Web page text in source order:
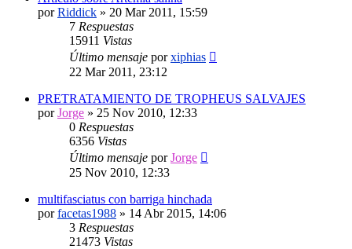
porRiddick » 20 Mar 2011, 15:59
7 Respuestas
15911 Vistas
Último mensaje porxiphias
22 Mar 2011, 23:12
PRETRATAMIENTO DE TROPHEUS SALVAJES
porJorge » 25 Nov 2010, 12:33
0 Respuestas
6356 Vistas
Último mensaje porJorge
25 Nov 2010, 12:33
multifasciatus con barriga hinchada
porfacetas1988 » 14 Abr 2015, 14:06
3 Respuestas
21473 Vistas